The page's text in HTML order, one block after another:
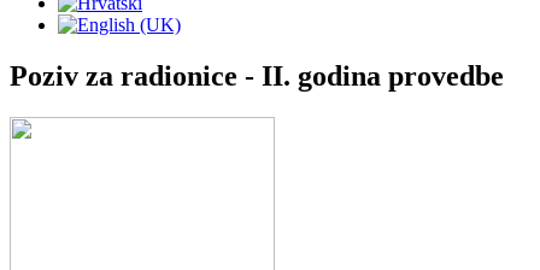
Poziv za radionice - II. godina provedbe